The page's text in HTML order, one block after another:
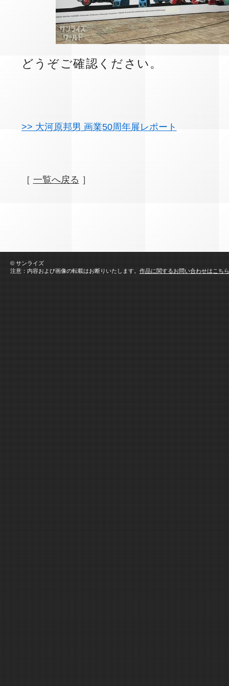
どうぞご確認ください。
>> 大河原邦男 画業50周年展レポート
［ 一覧へ戻る ］
© サンライズ
注意：内容および画像の転載はお断りいたします。作品に関するお問い合わせはこち